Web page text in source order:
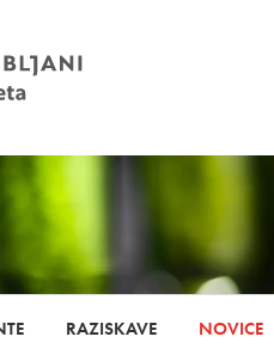
RAZISKAVE NOVICE